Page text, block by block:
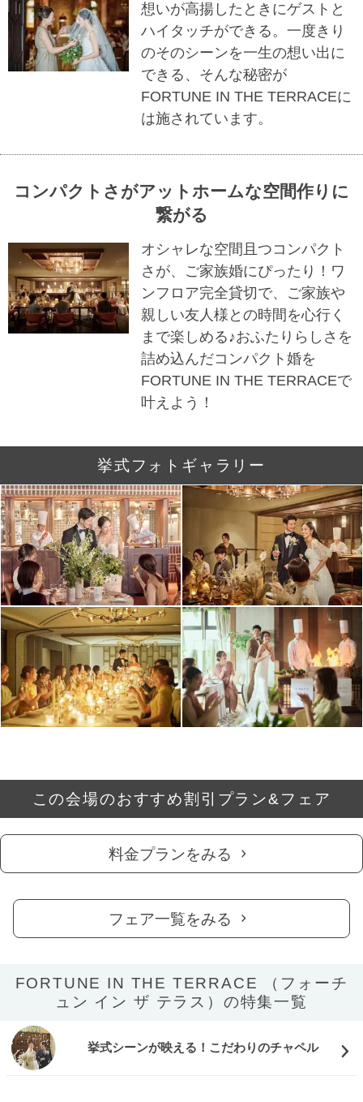
想いが高揚したときにゲストと
ハイタッチができる。一度きり
のそのシーンを一生の想い出に
できる、そんな秘密が
FORTUNE IN THE TERRACEに
は施されています。
コンパクトさがアットホームな空間作りに
繋がる
オシャレな空間且つコンパクト
さが、ご家族婚にぴったり！ワ
ンフロア完全貸切で、ご家族や
親しい友人様との時間を心行く
まで楽しめる♪おふたりらしさを
詰め込んだコンパクト婚を
FORTUNE IN THE TERRACEで
叶えよう！
挙式フォトギャラリー
この会場のおすすめ割引プラン&フェア
料金プランをみる
フェア一覧をみる
FORTUNE IN THE TERRACE （フォーチ
ュン イン ザ テラス）の特集一覧
挙式シーンが映える！こだわりのチャペル